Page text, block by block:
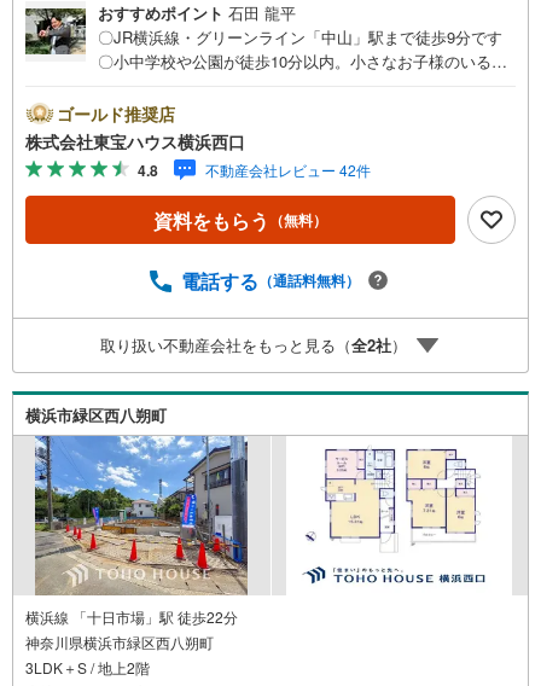
おすすめポイント 石田 龍平
〇JR横浜線・グリーンライン「中山」駅まで徒歩9分です
〇小中学校や公園が徒歩10分以内。小さなお子様のいるご
など室内設備も充実しておりますーーーーYahoo！ 不動産
キャンペーン対象店舗ーーーー当店で物件を成約するとPa
yPayボーナスライトがもらえる「Yahoo！ 不動産 物件ご
成約キャンペーン」の対象になります。「資料をもらう」
「見学予約をする」ボタンからお問い合わせください。※必
ずYahoo！ JAPAN IDでログインしてください。※PayPay
与日から60日です。ーーーーーーーーーーーーーーーーー
り、実際の適用金利は融資実行時のものとなります。金利
情勢により表記の返済額と異なる場合があります。ーーー
ーーーーーーーーーーーーーーーーーーーーーー
ゴールド推奨店
株式会社東宝ハウス横浜西口
4.8 不動産会社レビュー 42件
資料をもらう （無料）
電話する （通話料無料）
取り扱い不動産会社をもっと見る（全2社）
横浜市緑区西八朔町
横浜線 「十日市場」駅 徒歩22分
神奈川県横浜市緑区西八朔町
3LDK＋S / 地上2階